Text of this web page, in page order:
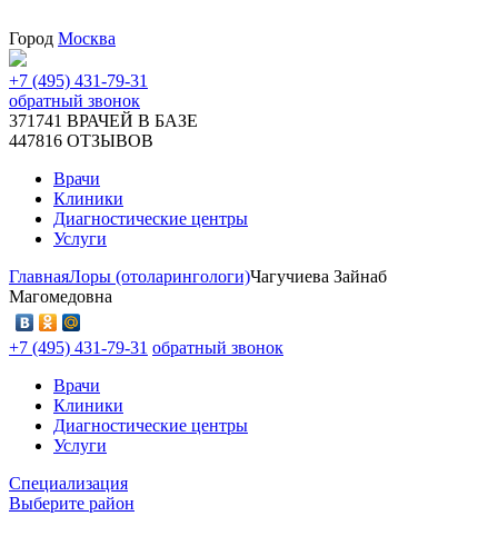
Город Москва
+7 (495) 431-79-31
обратный звонок
371741 ВРАЧЕЙ В БАЗЕ
447816 ОТЗЫВОВ
Врачи
Клиники
Диагностические центры
Услуги
ГлавнаяЛоры (отоларингологи)Чагучиева Зайнаб
Магомедовна
+7 (495) 431-79-31 обратный звонок
Врачи
Клиники
Диагностические центры
Услуги
Специализация
Выберите район